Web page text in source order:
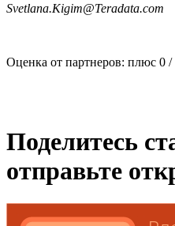
Svetlana.Kigim@Teradata.com
Оценка от партнеров: плюс 0 /
Поделитесь
отправьте